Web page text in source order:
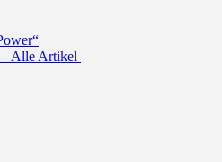
Alle Artikel